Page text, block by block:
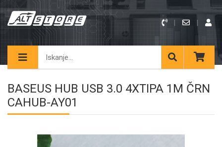
BASEUS HUB USB 3.0 4XTIPA 1M ČRN
CAHUB-AY01